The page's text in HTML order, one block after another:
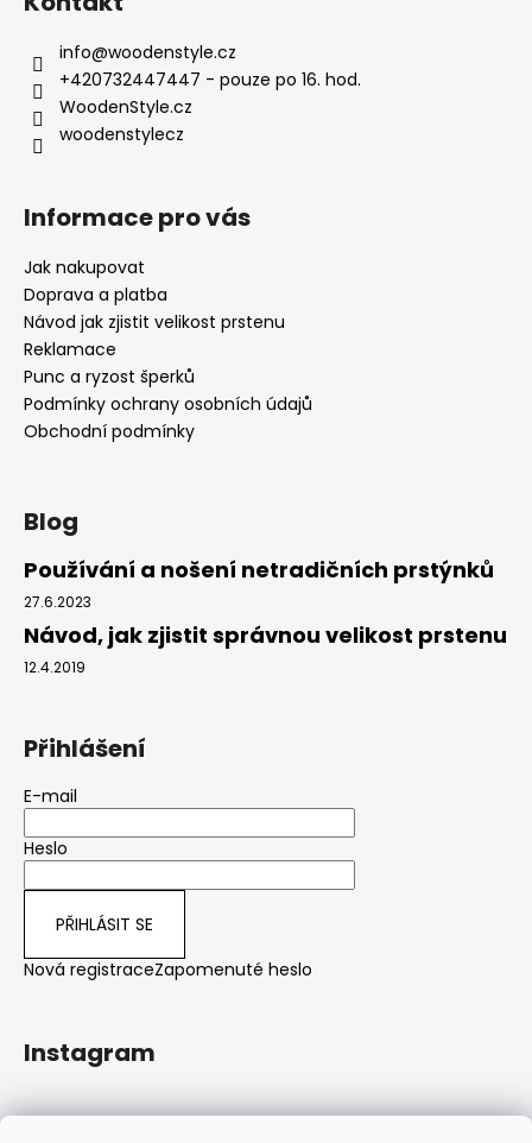
info@woodenstyle.cz
+420732447447 - pouze po 16. hod.
WoodenStyle.cz
woodenstylecz
Informace pro vás
Jak nakupovat
Doprava a platba
Návod jak zjistit velikost prstenu
Reklamace
Punc a ryzost šperků
Podmínky ochrany osobních údajů
Obchodní podmínky
Blog
Používání a nošení netradičních prstýnků
27.6.2023
Návod, jak zjistit správnou velikost prstenu
12.4.2019
Přihlášení
E-mail
Heslo
PŘIHLÁSIT SE
Nová registraceZapomenuté heslo
Instagram
Sledovat na Instagramu